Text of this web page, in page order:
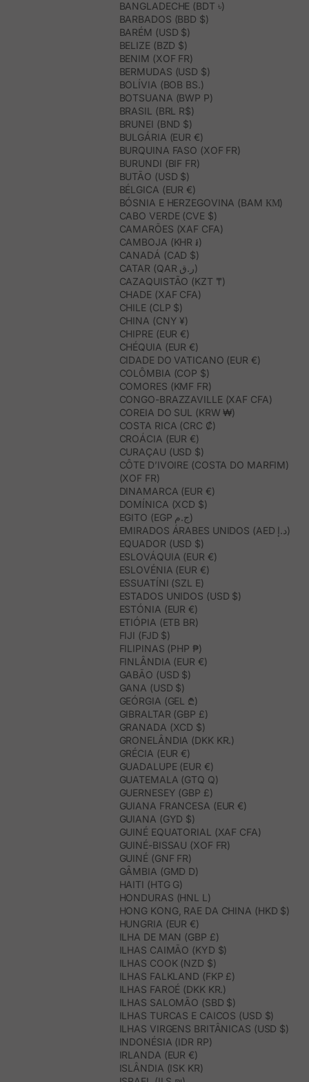
BANGLADECHE (BDT ৳)
BARBADOS (BBD $)
BARÉM (USD $)
BELIZE (BZD $)
BENIM (XOF FR)
BERMUDAS (USD $)
BOLÍVIA (BOB BS.)
BOTSUANA (BWP P)
BRASIL (BRL R$)
BRUNEI (BND $)
BULGÁRIA (EUR €)
BURQUINA FASO (XOF FR)
BURUNDI (BIF FR)
BUTÃO (USD $)
BÉLGICA (EUR €)
BÓSNIA E HERZEGOVINA (BAM КМ)
CABO VERDE (CVE $)
CAMARÕES (XAF CFA)
CAMBOJA (KHR ៛)
CANADÁ (CAD $)
CATAR (QAR ر.ق)
CAZAQUISTÃO (KZT ₸)
CHADE (XAF CFA)
CHILE (CLP $)
CHINA (CNY ¥)
CHIPRE (EUR €)
CHÉQUIA (EUR €)
CIDADE DO VATICANO (EUR €)
COLÔMBIA (COP $)
COMORES (KMF FR)
CONGO-BRAZZAVILLE (XAF CFA)
COREIA DO SUL (KRW ₩)
COSTA RICA (CRC ₡)
CROÁCIA (EUR €)
CURAÇAU (USD $)
CÔTE D’IVOIRE (COSTA DO MARFIM)
(XOF FR)
DINAMARCA (EUR €)
DOMÍNICA (XCD $)
EGITO (EGP ج.م)
EMIRADOS ÁRABES UNIDOS (AED د.إ)
EQUADOR (USD $)
ESLOVÁQUIA (EUR €)
ESLOVÉNIA (EUR €)
ESSUATÍNI (SZL E)
ESTADOS UNIDOS (USD $)
ESTÓNIA (EUR €)
ETIÓPIA (ETB BR)
FIJI (FJD $)
FILIPINAS (PHP ₱)
FINLÂNDIA (EUR €)
GABÃO (USD $)
GANA (USD $)
GEÓRGIA (GEL ₾)
GIBRALTAR (GBP £)
GRANADA (XCD $)
GRONELÂNDIA (DKK KR.)
GRÉCIA (EUR €)
GUADALUPE (EUR €)
GUATEMALA (GTQ Q)
GUERNESEY (GBP £)
GUIANA FRANCESA (EUR €)
GUIANA (GYD $)
GUINÉ EQUATORIAL (XAF CFA)
GUINÉ-BISSAU (XOF FR)
GUINÉ (GNF FR)
GÂMBIA (GMD D)
HAITI (HTG G)
HONDURAS (HNL L)
HONG KONG, RAE DA CHINA (HKD $)
HUNGRIA (EUR €)
ILHA DE MAN (GBP £)
ILHAS CAIMÃO (KYD $)
ILHAS COOK (NZD $)
ILHAS FALKLAND (FKP £)
ILHAS FAROÉ (DKK KR.)
ILHAS SALOMÃO (SBD $)
ILHAS TURCAS E CAICOS (USD $)
ILHAS VIRGENS BRITÂNICAS (USD $)
INDONÉSIA (IDR RP)
IRLANDA (EUR €)
ISLÂNDIA (ISK KR)